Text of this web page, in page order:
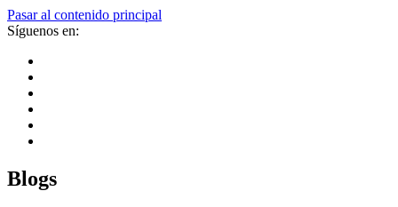
Pasar al contenido principal
Síguenos en:
Blogs